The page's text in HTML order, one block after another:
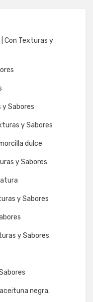
Con Texturas y
y Sabores
y Sabores
dulce
y Sabores
y Sabores
y Sabores
negra.